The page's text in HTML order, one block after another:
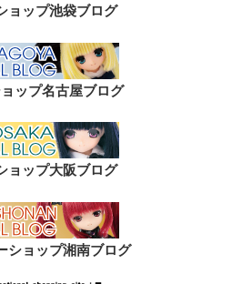
ョップ池袋ブログ
ップ名古屋ブログ
ョップ大阪ブログ
ショップ湘南ブログ